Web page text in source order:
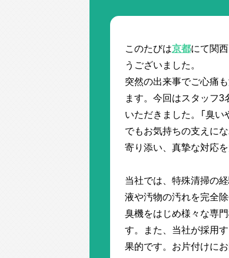
このたびは京都にて関
うございました。
突然の出来事でご心痛
ます。今回はスタッフ
いただきました。「臭
でもお気持ちの支えに
寄り添い、真摯な対応
当社では、特殊清掃の
液や汚物の汚れを完全
臭機をはじめ様々な専
す。また、当社が採用
果的です。お片付けに